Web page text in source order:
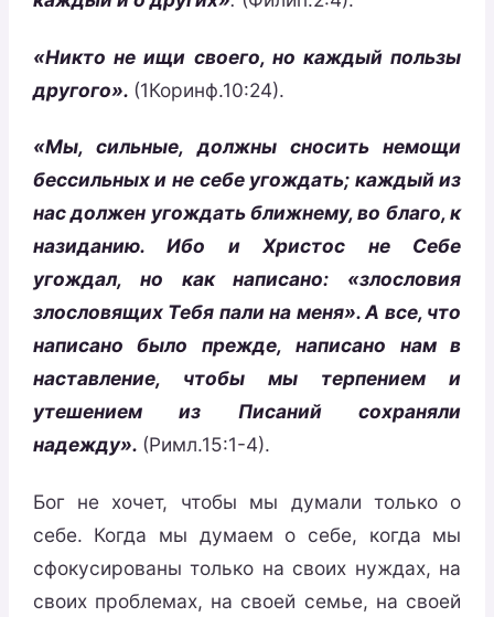
«Никто не ищи своего, но каждый пользы
другого». (1Коринф.10:24).
«Мы, сильные, должны сносить немощи
бессильных и не себе угождать; каждый из
нас должен угождать ближнему, во благо, к
назиданию. Ибо и Христос не Себе
угождал, но как написано: «злословия
злословящих Тебя пали на меня». А все, что
написано было прежде, написано нам в
наставление, чтобы мы терпением и
утешением из Писаний сохраняли
надежду». (Римл.15:1-4).
Бог не хочет, чтобы мы думали только о
себе. Когда мы думаем о себе, когда мы
сфокусированы только на своих нуждах, на
своих проблемах, на своей семье, на своей